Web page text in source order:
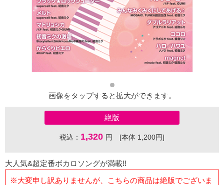
画像をタップすると拡大ができます。
絶版
税込： 1,320 円 [本体 1,200円]
大人気&超定番ボカロソングが満載!!
※大変申し訳ありませんが、こちらの商品は絶版でございま